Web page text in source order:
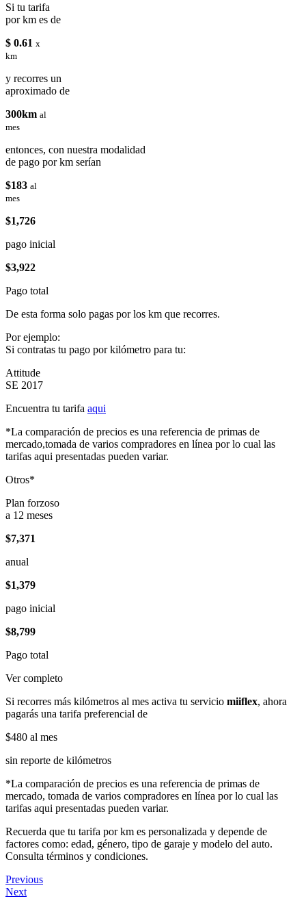
Si tu tarifa
por km es de
$ 0.61 x
km
y recorres un
aproximado de
300km al
mes
entonces, con nuestra modalidad
de pago por km serían
$183 al
mes
$1,726
pago inicial
$3,922
Pago total
De esta forma solo pagas por los km que recorres.
Por ejemplo:
Si contratas tu pago por kilómetro para tu:
Attitude
SE 2017
Encuentra tu tarifa aqui
*La comparación de precios es una referencia de primas de
mercado,tomada de varios compradores en línea por lo cual las
tarifas aqui presentadas pueden variar.
Otros*
Plan forzoso
a 12 meses
$7,371
anual
$1,379
pago inicial
$8,799
Pago total
Ver completo
Si recorres más kilómetros al mes activa tu servicio miiflex, ahora
pagarás una tarifa preferencial de
$480 al mes
sin reporte de kilómetros
*La comparación de precios es una referencia de primas de
mercado, tomada de varios compradores en línea por lo cual las
tarifas aqui presentadas pueden variar.
Recuerda que tu tarifa por km es personalizada y depende de
factores como: edad, género, tipo de garaje y modelo del auto.
Consulta términos y condiciones.
Previous
Next